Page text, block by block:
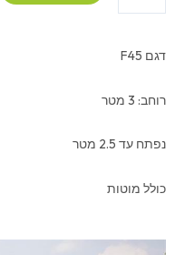
דגם F45
רוחב: 3 מטר
נפתח עד 2.5 מטר
כולל מוטות